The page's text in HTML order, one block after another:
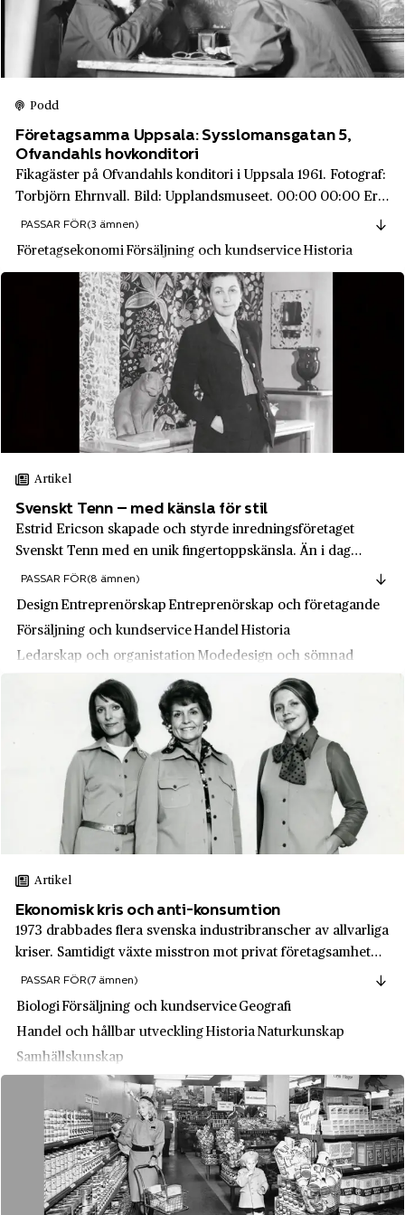
Alimak
Allis‑Chalmers
Apple
Arla Foods
Arvid Nordquist
Asea
Astrid Lindgren AB
Ateljé Lyktan
Atlas Copco
Autoliv
Axfood
BA Hjort & Co
Bacho
Bagheera
Barbeque King
Barnängen
Bazaar
Beijerinvest AB
Bergsund
Bevells Fabriker
BMW
Bofors
Bolinders
Bolinders mekaniska verkstad
Bombardier
Boston Power
Brio
Bruzaholms Bruk
Bröderna Tysklinds
Budwieser
Bångbro Rörver
Carlsberg Sverige AB
Brodda
Bromma
Brunnsparken
Båstad
Dala-Järna
Dalarnas län
Djursholm
Ed
Edeby
Edsbyn
Ekeby socken
Emmaboda
Enköping
Eslöv
Falköping
Falsterbo
Falun
Farsta
Fellingsbro
Filipstad
Finnerödja
Fjällbacka
Flen
Forsheda
Frösö
Funäsdalen
Fårö
Gamla Stan
Getinge
Podd
Företagsamma Uppsala: Sysslomansgatan 5,
Ofvandahls hovkonditori
Fikagäster på Ofvandahls konditori i Uppsala 1961. Fotograf:
Torbjörn Ehrnvall. Bild: Upplandsmuseet. 00:00 00:00 Erik
Ofvandahl som i slutet av 1800-talet öppnade Uppsalas nu
PASSAR FÖR(3 ämnen)
Företagsekonomi Försäljning och kundservice Historia
Artikel
Svenskt Tenn – med känsla för stil
Estrid Ericson skapade och styrde inredningsföretaget
Svenskt Tenn med en unik fingertoppskänsla. Än i dag
räknas butiken till en av Stockholms exklusiva
PASSAR FÖR(8 ämnen)
Design Entreprenörskap Entreprenörskap och företagande
Försäljning och kundservice Handel Historia
Ledarskap och organistation Modedesign och sömnad
Artikel
Ekonomisk kris och anti-konsumtion
1973 drabbades flera svenska industribranscher av allvarliga
kriser. Samtidigt växte misstron mot privat företagsamhet
och överkonsumtion bland tongivande grupper i samhället.
onödiga inköp.
PASSAR FÖR(7 ämnen)
Biologi Försäljning och kundservice Geografi
Handel och hållbar utveckling Historia Naturkunskap
Samhällskunskap